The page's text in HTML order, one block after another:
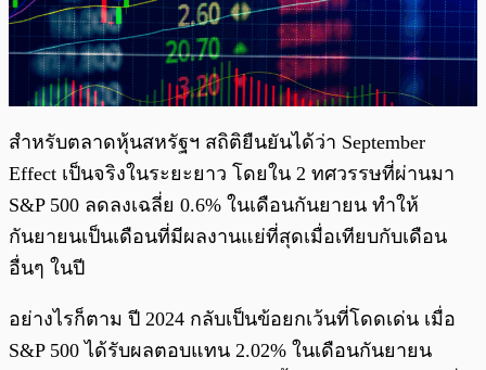
สำหรับตลาดหุ้นสหรัฐฯ สถิติยืนยันได้ว่า September
Effect เป็นจริงในระยะยาว โดยใน 2 ทศวรรษที่ผ่านมา
S&P 500 ลดลงเฉลี่ย 0.6% ในเดือนกันยายน ทำให้
กันยายนเป็นเดือนที่มีผลงานแย่ที่สุดเมื่อเทียบกับเดือน
อื่นๆ ในปี
อย่างไรก็ตาม ปี 2024 กลับเป็นข้อยกเว้นที่โดดเด่น เมื่อ
S&P 500 ได้รับผลตอบแทน 2.02% ในเดือนกันยายน